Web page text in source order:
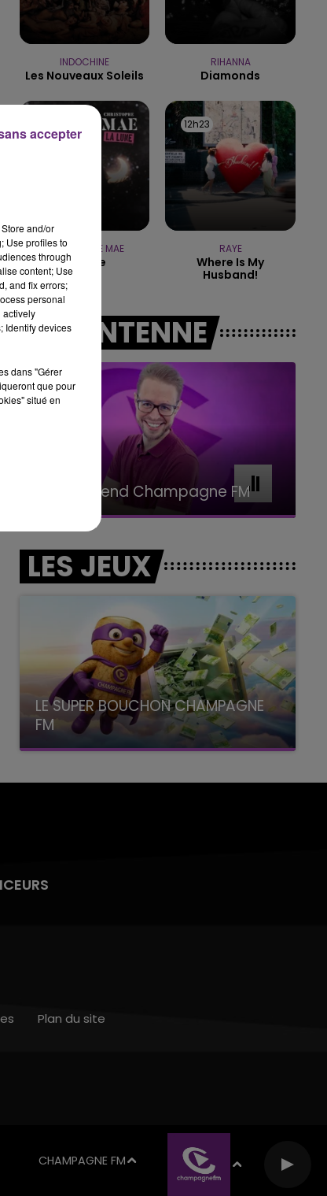
INDOCHINE
Les Nouveaux Soleils
RIHANNA
Diamonds
CHRISTOPHE MAE
La Lune
12h23
12h23
RAYE
Where Is My
Husband!
A L'ANTENNE
Le week-end Champagne FM
LES JEUX
LE SUPER BOUCHON CHAMPAGNE
FM
avec La Famille Champagne FM, à 8H10
CHAMPAGNE FM
Plan du site
and/or
Use profiles to
through
content; Use
and fix errors;
personal
actively
Identify devices
dans "Gérer
que pour
situé en
accepter